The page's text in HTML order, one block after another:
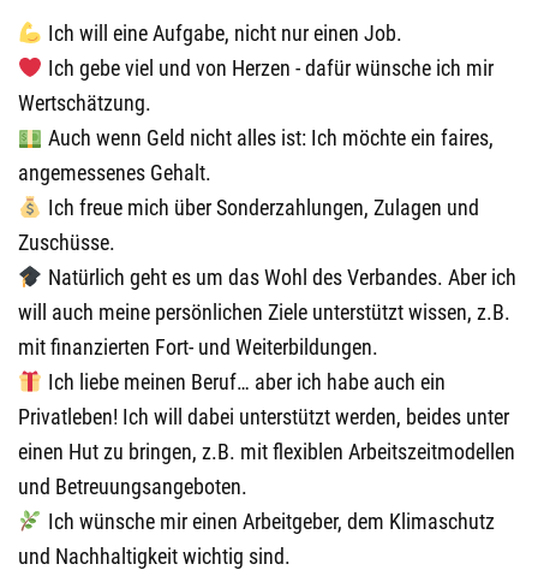
Ich will eine Aufgabe, nicht nur einen Job.
Ich gebe viel und von Herzen - dafür wünsche ich mir
Wertschätzung.
Auch wenn Geld nicht alles ist: Ich möchte ein faires,
angemessenes Gehalt.
Ich freue mich über Sonderzahlungen, Zulagen und
Zuschüsse.
Natürlich geht es um das Wohl des Verbandes. Aber ich
will auch meine persönlichen Ziele unterstützt wissen, z.B.
mit finanzierten Fort- und Weiterbildungen.
Ich liebe meinen Beruf… aber ich habe auch ein
Privatleben! Ich will dabei unterstützt werden, beides unter
einen Hut zu bringen, z.B. mit flexiblen Arbeitszeitmodellen
und Betreuungsangeboten.
Ich wünsche mir einen Arbeitgeber, dem Klimaschutz
und Nachhaltigkeit wichtig sind.